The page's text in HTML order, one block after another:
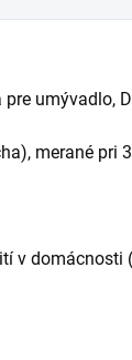
umývadlo,
merané pri
v domácnosti